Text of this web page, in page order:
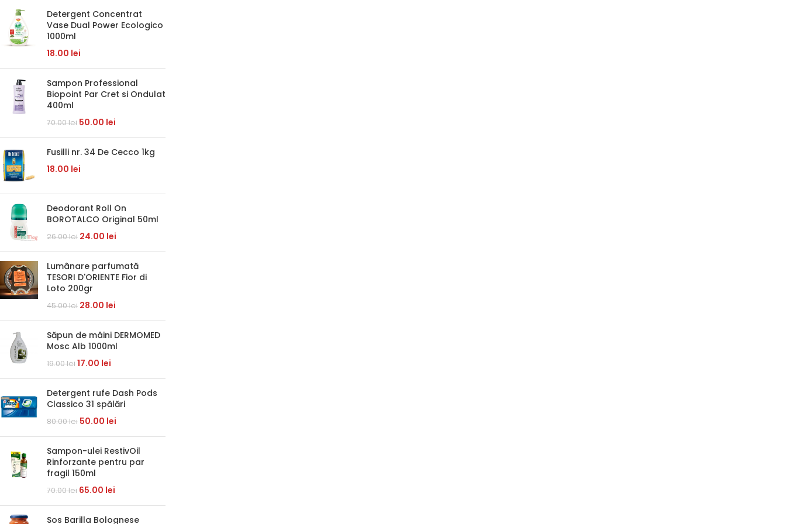
Detergent Concentrat
Vase Dual Power Ecologico
1000ml
18.00 lei
Sampon Professional
Biopoint Par Cret si Ondulat
400ml
70.00lei 50.00 lei
Fusilli nr. 34 De Cecco 1kg
18.00 lei
Deodorant Roll On
BOROTALCO Original 50ml
26.00lei 24.00 lei
Lumânare parfumată
TESORI D'ORIENTE Fior di
Loto 200gr
45.00lei 28.00 lei
Săpun de mâini DERMOMED
Mosc Alb 1000ml
19.00lei17.00 lei
Detergent rufe Dash Pods
Classico 31 spălări
80.00lei 50.00 lei
Sampon-ulei RestivOil
Rinforzante pentru par
fragil 150ml
70.00lei 65.00 lei
Sos Barilla Bolognese